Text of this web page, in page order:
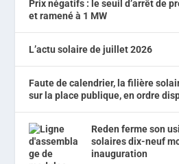
Prix négatifs : le seuil d’arrêt de
et ramené à 1 MW
L’actu solaire de juillet 2026
Faute de calendrier, la filière
sur la place publique, en ordre
Reden ferme son
solaires dix-neuf
inauguration